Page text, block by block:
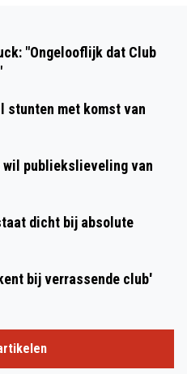
"Ongelooflijk dat Club
stunten met komst van
wil publiekslieveling van
dicht bij absolute
bij verrassende club'